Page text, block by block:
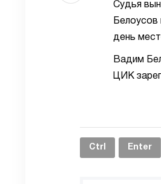
Судья
Белоусов
день
Вадим
ЦИК
Ctrl Enter